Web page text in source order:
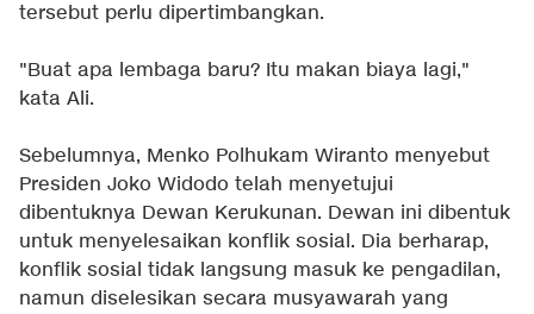
tersebut perlu dipertimbangkan.
"Buat apa lembaga baru? Itu makan biaya lagi,"
kata Ali.
Sebelumnya, Menko Polhukam Wiranto menyebut
Presiden Joko Widodo telah menyetujui
dibentuknya Dewan Kerukunan. Dewan ini dibentuk
untuk menyelesaikan konflik sosial. Dia berharap,
konflik sosial tidak langsung masuk ke pengadilan,
namun diselesikan secara musyawarah yang